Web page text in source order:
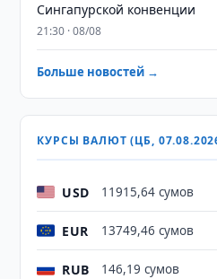
Сингапурской конвенции
21:30 · 08/08
Больше новостей →
КУРСЫ ВАЛЮТ (ЦБ,
USD 11915,64 сумов
EUR 13749,46 сумов
RUB 146,19 сумов